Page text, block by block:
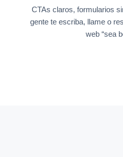
CTAs claros, formularios
gente te escriba, llame o
web “sea